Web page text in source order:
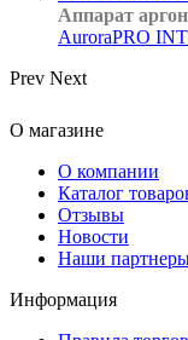
Аппарат
AuroraPRO
Prev Next
О магазине
О компании
Каталог
Отзывы
Новости
Наши
Информация